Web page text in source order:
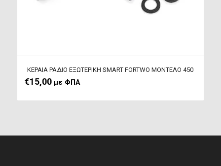
ΚΕΡΑΙΑ ΡΑΔΙΟ ΕΞΩΤΕΡΙΚΗ SMART FORTWO ΜΟΝΤΕΛΟ 450
€15,00 με ΦΠΑ